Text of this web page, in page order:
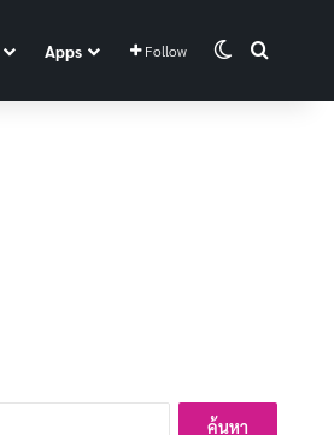
Apps Follow Switch skin
ค้นหา